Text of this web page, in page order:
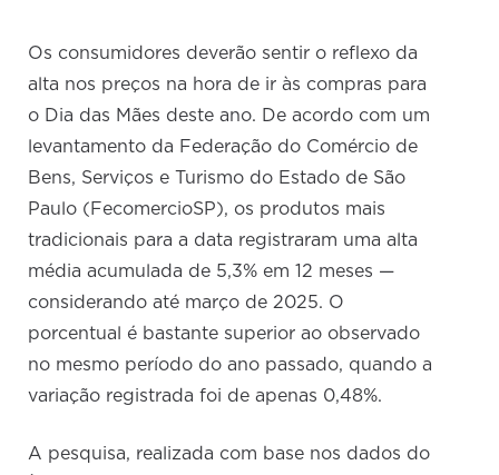
Os consumidores deverão sentir o reflexo da
alta nos preços na hora de ir às compras para
o Dia das Mães deste ano. De acordo com um
levantamento da Federação do Comércio de
Bens, Serviços e Turismo do Estado de São
Paulo (FecomercioSP), os produtos mais
tradicionais para a data registraram uma alta
média acumulada de 5,3% em 12 meses —
considerando até março de 2025. O
porcentual é bastante superior ao observado
no mesmo período do ano passado, quando a
variação registrada foi de apenas 0,48%.
A pesquisa, realizada com base nos dados do